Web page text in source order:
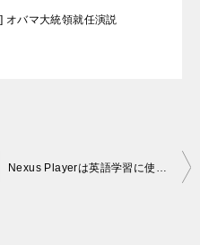
オバマ大統領就任演説